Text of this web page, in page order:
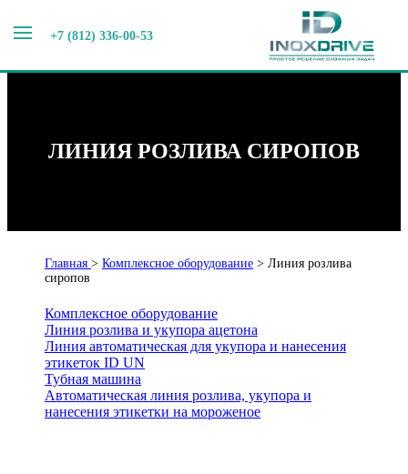
+7 (812) 336-00-53
ЛИНИЯ РОЗЛИВА СИРОПОВ
Главная > Комплексное оборудование > Линия розлива
сиропов
Комплексное оборудование
Линия розлива и укупора ацетона
Линия автоматическая для укупора и нанесения
этикеток ID UN
Тубная машина
Автоматическая линия розлива, укупора и
нанесения этикетки на мороженое